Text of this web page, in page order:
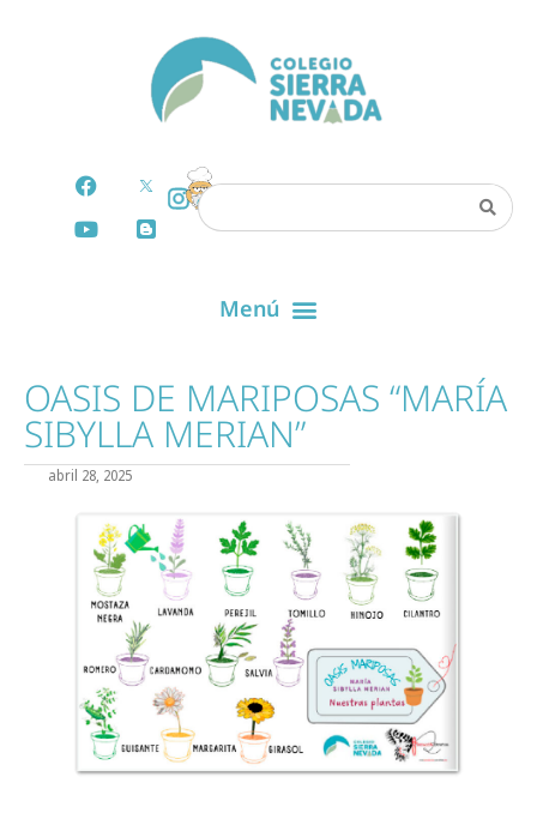
OASIS DE MARIPOSAS “MARÍA
SIBYLLA MERIAN”
abril 28, 2025